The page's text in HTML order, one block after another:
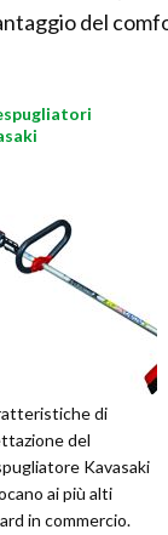
del
di
del
Kavasaki
ai più alti
in commercio.